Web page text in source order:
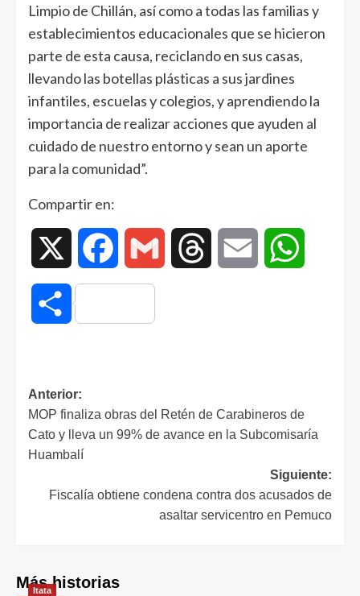
Limpio de Chillán, así como a todas las familias y
establecimientos educacionales que se hicieron
parte de esta causa, reciclando en sus casas,
llevando las botellas plásticas a sus jardines
infantiles, escuelas y colegios, y aprendiendo la
importancia de realizar acciones que ayuden al
cuidado de nuestro entorno y sean un aporte
para la comunidad”.
Compartir en:
Facebook Gmail Threads Email
Compartir
Anterior:
MOP finaliza obras del Retén de Carabineros de
Cato y lleva un 99% de avance en la Subcomisaría
Huambalí
Siguiente:
Fiscalía obtiene condena contra dos acusados de
asaltar servicentro en Pemuco
Más historias
Itata